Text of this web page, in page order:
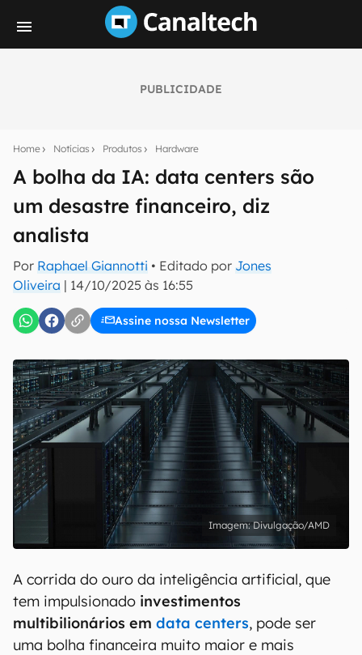
PUBLICIDADE
Home Notícias Produtos Hardware
A bolha da IA: data centers são
um desastre financeiro, diz
analista
Por Raphael Giannotti • Editado por Jones
Oliveira | 14/10/2025 às 16:55
Assine nossa Newsletter
notícias e reviews sobre tecnologia em primeira
mão.
E-mail
inscreva-se
Confirmo que li, aceito e concordo com os Termos de
Uso e Política de Privacidade do Canaltech.
Divulgação/AMD
A corrida do ouro da inteligência artificial, que
tem impulsionado investimentos
multibilionários em data centers, pode ser
uma bolha financeira muito maior e mais